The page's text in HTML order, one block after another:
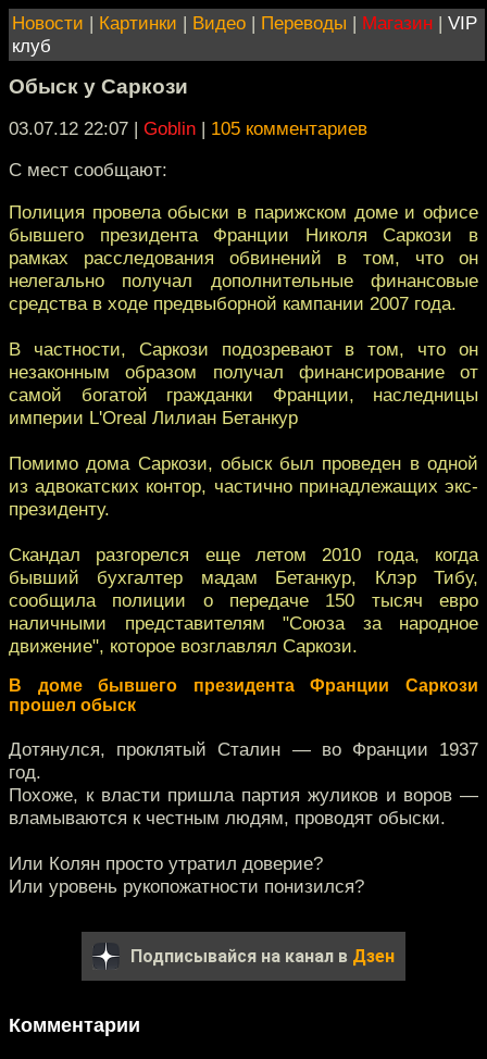
Новости | Картинки | Видео | Переводы | Магазин | VIP
клуб
Обыск у Саркози
03.07.12 22:07 | Goblin | 105 комментариев
С мест сообщают:
Полиция провела обыски в парижском доме и офисе
бывшего президента Франции Николя Саркози в
рамках расследования обвинений в том, что он
нелегально получал дополнительные финансовые
средства в ходе предвыборной кампании 2007 года.
В частности, Саркози подозревают в том, что он
незаконным образом получал финансирование от
самой богатой гражданки Франции, наследницы
империи L'Oreal Лилиан Бетанкур
Помимо дома Саркози, обыск был проведен в одной
из адвокатских контор, частично принадлежащих экс-
президенту.
Скандал разгорелся еще летом 2010 года, когда
бывший бухгалтер мадам Бетанкур, Клэр Тибу,
сообщила полиции о передаче 150 тысяч евро
наличными представителям "Союза за народное
движение", которое возглавлял Саркози.
В доме бывшего президента Франции Саркози
прошел обыск
Дотянулся, проклятый Сталин — во Франции 1937
год.
Похоже, к власти пришла партия жуликов и воров —
вламываются к честным людям, проводят обыски.
Или Колян просто утратил доверие?
Или уровень рукопожатности понизился?
Подписывайся на канал в Дзен
Комментарии